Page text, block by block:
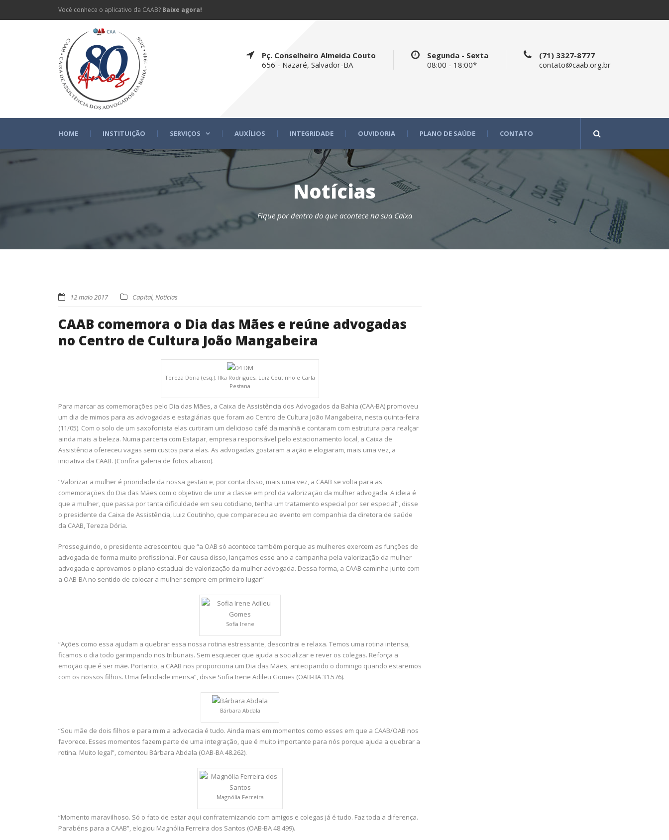
Você conhece o aplicativo da CAAB? Baixe agora!
Pç. Conselheiro Almeida Couto
656 - Nazaré, Salvador-BA
Segunda - Sexta
08:00 - 18:00*
(71) 3327-8777
contato@caab.org.br
HOME INSTITUIÇÃO SERVIÇOS AUXÍLIOS INTEGRIDADE OUVIDORIA PLANO DE SAÚDE CONTATO
Notícias
Fique por dentro do que acontece na sua Caixa
12 maio 2017 Capital, Notícias
CAAB comemora o Dia das Mães e reúne advogadas
no Centro de Cultura João Mangabeira
Tereza Dória (esq.), Ilka Rodrigues, Luiz Coutinho e Carla
Pestana
Para marcar as comemorações pelo Dia das Mães, a Caixa de Assistência dos Advogados da Bahia (CAA-BA) promoveu
um dia de mimos para as advogadas e estagiárias que foram ao Centro de Cultura João Mangabeira, nesta quinta-feira
(11/05). Com o solo de um saxofonista elas curtiram um delicioso café da manhã e contaram com estrutura para realçar
ainda mais a beleza. Numa parceria com Estapar, empresa responsável pelo estacionamento local, a Caixa de
Assistência ofereceu vagas sem custos para elas. As advogadas gostaram a ação e elogiaram, mais uma vez, a
iniciativa da CAAB. (Confira galeria de fotos abaixo).
“Valorizar a mulher é prioridade da nossa gestão e, por conta disso, mais uma vez, a CAAB se volta para as
comemorações do Dia das Mães com o objetivo de unir a classe em prol da valorização da mulher advogada. A ideia é
que a mulher, que passa por tanta dificuldade em seu cotidiano, tenha um tratamento especial por ser especial”, disse
o presidente da Caixa de Assistência, Luiz Coutinho, que compareceu ao evento em companhia da diretora de saúde
da CAAB, Tereza Dória.
Prosseguindo, o presidente acrescentou que “a OAB só acontece também porque as mulheres exercem as funções de
advogada de forma muito profissional. Por causa disso, lançamos esse ano a campanha pela valorização da mulher
advogada e aprovamos o plano estadual de valorização da mulher advogada. Dessa forma, a CAAB caminha junto com
a OAB-BA no sentido de colocar a mulher sempre em primeiro lugar”
Sofia Irene
“Ações como essa ajudam a quebrar essa nossa rotina estressante, descontrai e relaxa. Temos uma rotina intensa,
ficamos o dia todo garimpando nos tribunais. Sem esquecer que ajuda a socializar e rever os colegas. Reforça a
emoção que é ser mãe. Portanto, a CAAB nos proporciona um Dia das Mães, antecipando o domingo quando estaremos
com os nossos filhos. Uma felicidade imensa”, disse Sofia Irene Adileu Gomes (OAB-BA 31.576).
Bárbara Abdala
“Sou mãe de dois filhos e para mim a advocacia é tudo. Ainda mais em momentos como esses em que a CAAB/OAB nos
favorece. Esses momentos fazem parte de uma integração, que é muito importante para nós porque ajuda a quebrar a
rotina. Muito legal”, comentou Bárbara Abdala (OAB-BA 48.262).
Magnólia Ferreira
“Momento maravilhoso. Só o fato de estar aqui confraternizando com amigos e colegas já é tudo. Faz toda a diferença.
Parabéns para a CAAB”, elogiou Magnólia Ferreira dos Santos (OAB-BA 48.499).